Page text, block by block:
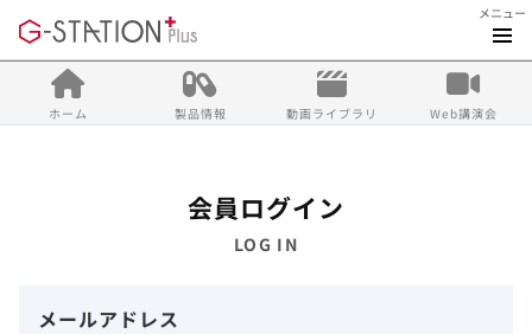
メニュー
ホーム 製品情報 動画ライブラリ Web講演会
会員ログイン
LOG IN
メールアドレス